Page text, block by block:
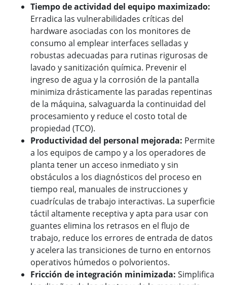
Tiempo de actividad del equipo maximizado:
Erradica las vulnerabilidades críticas del
hardware asociadas con los monitores de
consumo al emplear interfaces selladas y
robustas adecuadas para rutinas rigurosas de
lavado y sanitización química. Prevenir el
ingreso de agua y la corrosión de la pantalla
minimiza drásticamente las paradas repentinas
de la máquina, salvaguarda la continuidad del
procesamiento y reduce el costo total de
propiedad (TCO).
Productividad del personal mejorada: Permite
a los equipos de campo y a los operadores de
planta tener un acceso inmediato y sin
obstáculos a los diagnósticos del proceso en
tiempo real, manuales de instrucciones y
cuadrículas de trabajo interactivas. La superficie
táctil altamente receptiva y apta para usar con
guantes elimina los retrasos en el flujo de
trabajo, reduce los errores de entrada de datos
y acelera las transiciones de turno en entornos
operativos húmedos o polvorientos.
Fricción de integración minimizada: Simplifica